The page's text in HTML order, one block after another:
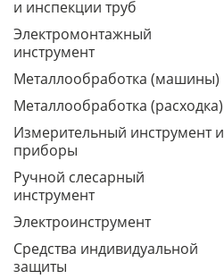
и инспекции труб
Электромонтажный
инструмент
Металлообработка (машины)
Металлообработка (расходка)
Измерительный инструмент и
приборы
Ручной слесарный
инструмент
Электроинструмент
Средства индивидуальной
защиты